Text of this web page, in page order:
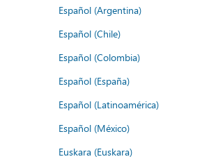
Español (Argentina)
Español (Chile)
Español (Colombia)
Español (España)
Español (Latinoamérica)
Español (México)
Euskara (Euskara)